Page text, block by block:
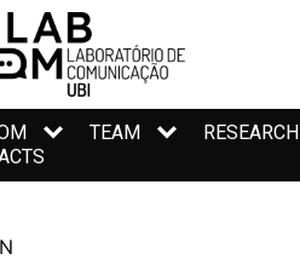
TEAM RESEARCH